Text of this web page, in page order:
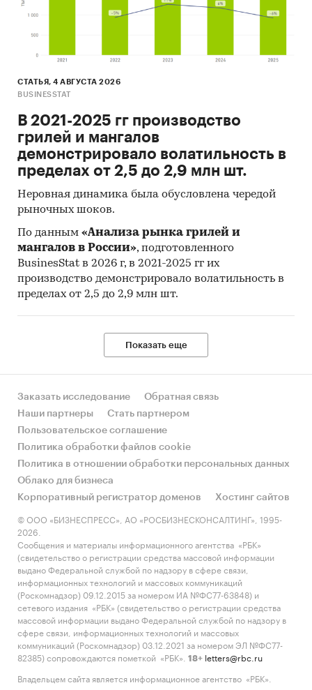
данных о средней площади ИД (*** кв. м.). Число
ежемесячно).
(рассчитано выше).
Средний чек клининга: рассчитан как
произведение стоимости клининга 1 кв. м.
и средней квадратуры ИД
Средний чек клининга = *** руб. х *** кв. м. = ***
руб.
Согласно проведенным расчетам, годовой
объем B2C-сегмента рынка клининга г.
Иваново составляет *** млн. рублей.
число уборок ИД в год) * процент
(*** ед. ИД х *** уборок) х ***% х *** руб.
Сегмент рынка клининговых услуг B2B
клининговых услуг на основе аутсорсинга.
Растущий интерес к такому формату
сотрудничества можно объяснить его
рациональностью, поскольку осуществление
непрофильных операций на основе
аутсорсинга возлагается на штатных
работников сторонней компании, для которой
такие работы входят в основной спектр их
деятельности. Таким образом, не отвлекаясь на
второстепенные направления и мелкие детали,
СТАТЬЯ, 4 АВГУСТА 2026
BUSINESSTAT
В 2021-2025 гг производство
грилей и мангалов
демонстрировало волатильность в
пределах от 2,5 до 2,9 млн шт.
Неровная динамика была обусловлена чередой
рыночных шоков.
По данным «Анализа рынка грилей и
мангалов в России», подготовленного
BusinesStat в 2026 г, в 2021-2025 гг их
производство демонстрировало волатильность в
пределах от 2,5 до 2,9 млн шт.
Показать еще
Заказать исследование
Обратная связь
Наши партнеры
Стать партнером
Пользовательское соглашение
Политика обработки файлов cookie
Политика в отношении обработки персональных данных
Облако для бизнеса
Корпоративный регистратор доменов
Хостинг сайтов
© ООО «БИЗНЕСПРЕСС», АО «РОСБИЗНЕСКОНСАЛТИНГ», 1995-
2026.
Сообщения и материалы информационного агентства «РБК»
(свидетельство о регистрации средства массовой информации
выдано Федеральной службой по надзору в сфере связи,
информационных технологий и массовых коммуникаций
(Роскомнадзор) 09.12.2015 за номером ИА №ФС77-63848) и
сетевого издания «РБК» (свидетельство о регистрации средства
массовой информации выдано Федеральной службой по надзору в
сфере связи, информационных технологий и массовых
коммуникаций (Роскомнадзор) 03.12.2021 за номером ЭЛ №ФС77-
82385) сопровождаются пометкой «РБК».
18+ letters@rbc.ru
Владельцем сайта является информационное агентство «РБК».